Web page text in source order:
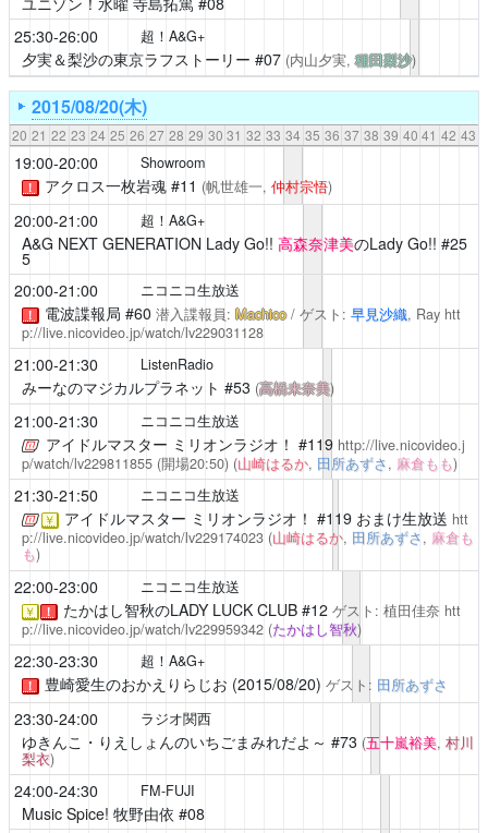
25:30-26:00
超！A&G+
夕実＆梨沙の東京ラフストーリー #07 (内山夕実,種田梨沙)
2015/08/20(木)
20 21 22 23 24 25 26 27 28 29 30 31 32 33 34 35 36 37 38 39 40 41 42 43
19:00-20:00 Showroom
！ アクロス一枚岩魂#11 (帆世雄一, 仲村宗悟)
20:00-21:00 超！A&G+
A&G NEXT GENERATION Lady Go!! 高森奈津美のLady Go!! #25
5
20:00-21:00
ニコニコ生放送
！ 電波諜報局 #60 潜入諜報員: Machico/ ゲスト: 早見沙織, Ray htt
p://live.nicovideo.jp/watch/lv229031128
21:00-21:30 ListenRadio
みーなのマジカルプラネット #53 (高橋未奈美)
21:00-21:30 ニコニコ生放送
アイドルマスター ミリオンラジオ！ #119 http://live.nicovideo.j
p/watch/lv229811855(開場20:50) (山崎はるか, 田所あずさ, 麻倉もも)
21:30-21:50 ニコニコ生放送
￥ アイドルマスター ミリオンラジオ！ #119 おまけ生放送 htt
p://live.nicovideo.jp/watch/lv229174023 (山崎はるか, 田所あずさ, 麻倉も
も)
22:00-23:00 ニコニコ生放送
￥ ！ たかはし智秋のLADY LUCK CLUB#12 ゲスト: 植田佳奈 htt
p://live.nicovideo.jp/watch/lv229959342 (たかはし智秋)
22:30-23:30 超！A&G+
！ 豊崎愛生のおかえりらじお (2015/08/20) ゲスト: 田所あずさ
23:30-24:00 ラジオ関西
ゆきんこ・りえしょんのいちごまみれだよ～ #73 (五十嵐裕美, 村川
梨衣)
24:00-24:30 FM-FUJI
Music Spice! 牧野由依 #08